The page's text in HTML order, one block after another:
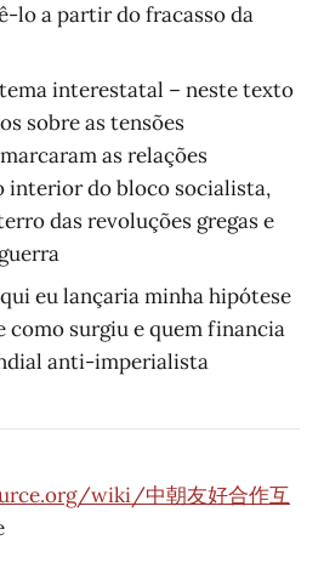
lo a partir do fracasso da
interestatal – neste texto
sobre as tensões
as relações
interior do bloco socialista,
das revoluções gregas e
eu lançaria minha hipótese
como surgiu e quem financia
anti-imperialista
wiki/中朝友好合作互